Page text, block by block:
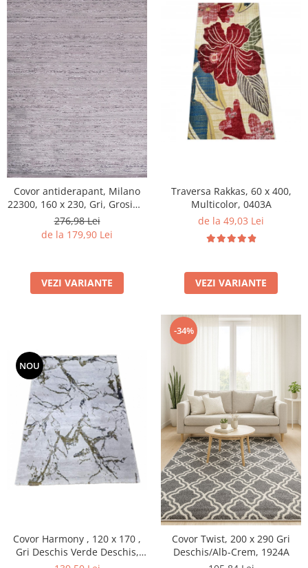
Covor antiderapant, Milano
22300, 160 x 230, Gri, Grosime
4mm
276,98 Lei
de la 179,90 Lei
VEZI VARIANTE
Traversa Rakkas, 60 x 400,
Multicolor, 0403A
de la 49,03 Lei
VEZI VARIANTE
NOU
Covor Harmony , 120 x 170 ,
Gri Deschis Verde Deschis,
11902A
-34%
Covor Twist, 200 x 290 Gri
Deschis/Alb-Crem, 1924A